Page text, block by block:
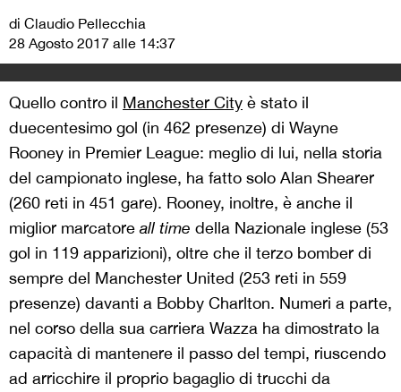
di Claudio Pellecchia
28 Agosto 2017 alle 14:37
Quello contro il Manchester City è stato il
duecentesimo gol (in 462 presenze) di Wayne
Rooney in Premier League: meglio di lui, nella storia
del campionato inglese, ha fatto solo Alan Shearer
(260 reti in 451 gare). Rooney, inoltre, è anche il
miglior marcatoreall time della Nazionale inglese (53
gol in 119 apparizioni), oltre che il terzo bomber di
sempre del Manchester United (253 reti in 559
presenze) davanti a Bobby Charlton. Numeri a parte,
nel corso della sua carriera Wazza ha dimostrato la
capacità di mantenere il passo del tempi, riuscendo
ad arricchire il proprio bagaglio di trucchi da